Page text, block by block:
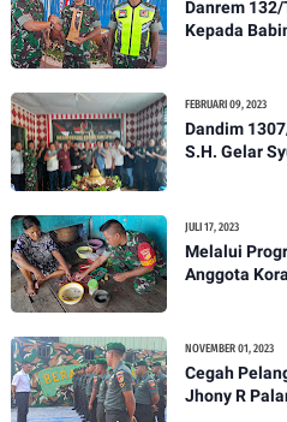
Danrem
Kepada
FEBRUARI 09, 2023
Dandim
S.H. Gelar
JULI 17, 2023
Melalui
Anggota
NOVEMBER 01, 2023
Cegah
Jhony R